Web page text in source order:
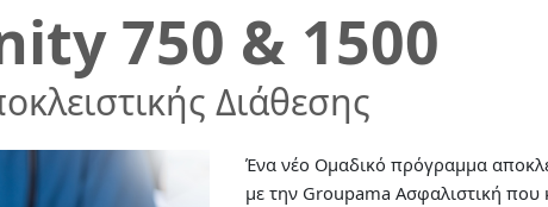
750 & 1500
Διάθεσης
Ένα νέο Ομαδικό πρόγραμμα
με την Groupama Ασφαλιστική που